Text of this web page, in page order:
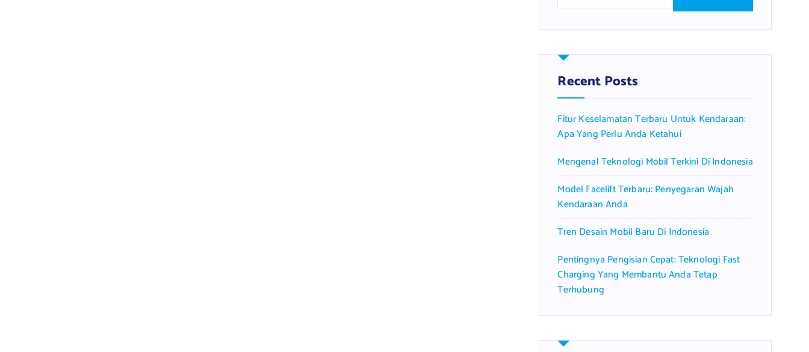
r
h
f
o
:
Recent Posts
Fitur Keselamatan Terbaru Untuk Kendaraan:
Apa Yang Perlu Anda Ketahui
Mengenal Teknologi Mobil Terkini Di Indonesia
Model Facelift Terbaru: Penyegaran Wajah
Kendaraan Anda
Tren Desain Mobil Baru Di Indonesia
Pentingnya Pengisian Cepat: Teknologi Fast
Charging Yang Membantu Anda Tetap
Terhubung